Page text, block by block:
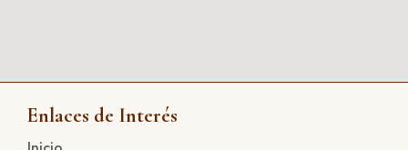
Enlaces de Interés